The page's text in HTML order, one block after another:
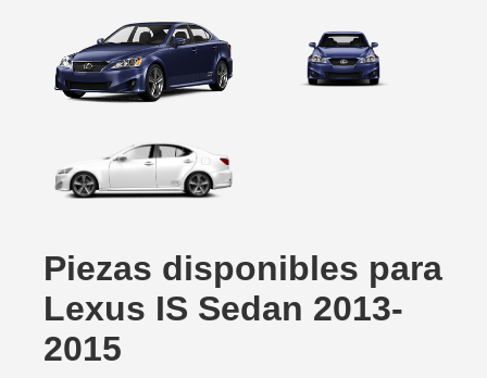
Piezas disponibles para
Lexus IS Sedan 2013-
2015